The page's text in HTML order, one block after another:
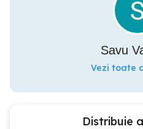
Savu
Vezi toate
Distribuie